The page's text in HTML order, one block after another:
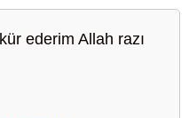
ederim Allah razı